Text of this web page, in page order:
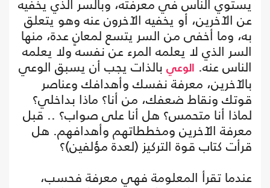
يستوي الناس في معرفته، وبالسر الذي يخفيه
عن الآخرين، أو يخفيه الآخرون عنه وهو يتعلق
به، وما أخفى من السر يتسع لمعانٍ عدة، منها
السر الذي لا يعلمه المرء عن نفسه ولا يعلمه
الناس عنه. الوعي بالذات يجب أن يسبق الوعي
بالآخرين، معرفة نفسك وأهدافك وعناصر
قوتك ونقاط ضعفك، من أنا؟ ماذا بداخلي؟
لماذا أنا متحمس؟ هل أنا على صواب؟ .. قبل
معرفة الآخرين ومخططاتهم وأهدافهم. هل
قرأت كتاب قوة التركيز (لعدة مؤلفين)؟
عندما تقرأ المعلومة فهي معرفة فحسب،